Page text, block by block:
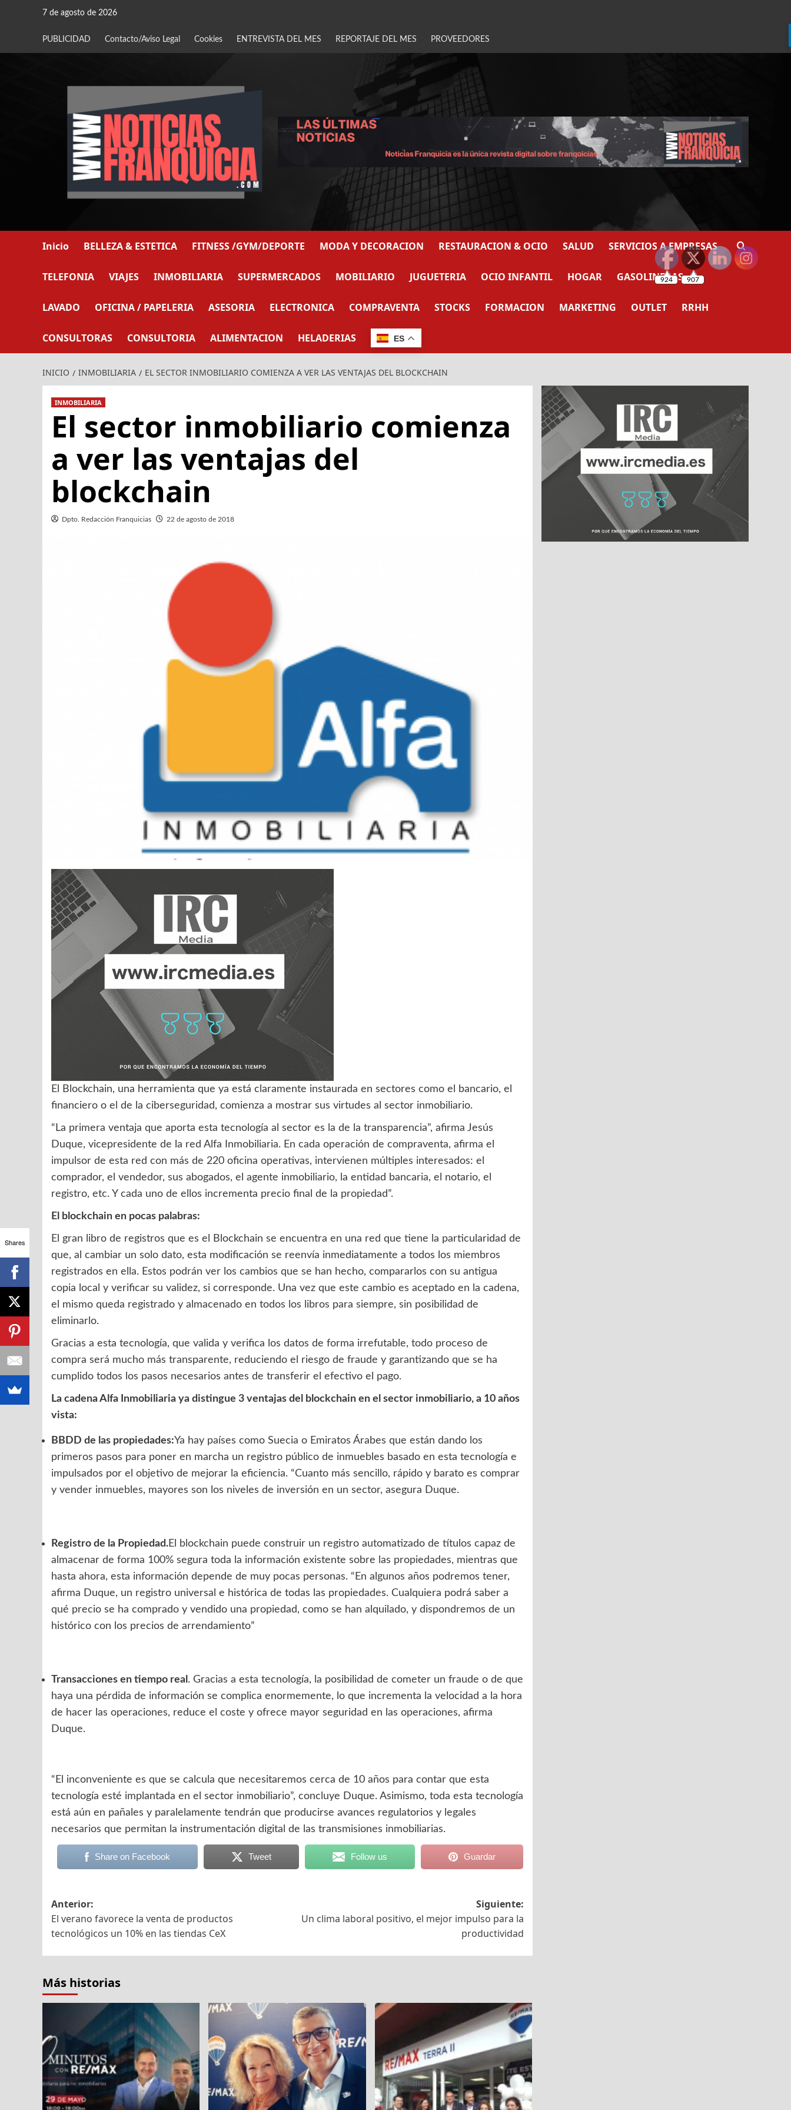
7 de agosto de 2026
PUBLICIDAD Contacto/Aviso Legal Cookies ENTREVISTA DEL MES REPORTAJE DEL MES PROVEEDORES
Inicio BELLEZA & ESTETICA FITNESS /GYM/DEPORTE MODA Y DECORACION RESTAURACION & OCIO SALUD SERVICIOS A EMPRESAS
TELEFONIA VIAJES INMOBILIARIA SUPERMERCADOS MOBILIARIO JUGUETERIA OCIO INFANTIL HOGAR GASOLINERAS
LAVADO OFICINA / PAPELERIA ASESORIA ELECTRONICA COMPRAVENTA STOCKS FORMACION MARKETING OUTLET RRHH
CONSULTORAS CONSULTORIA ALIMENTACION HELADERIAS ES
INICIO INMOBILIARIA EL SECTOR INMOBILIARIO COMIENZA A VER LAS VENTAJAS DEL BLOCKCHAIN
INMOBILIARIA
El sector inmobiliario comienza
a ver las ventajas del
blockchain
Dpto. Redacción Franquicias 22 de agosto de 2018
El Blockchain, una herramienta que ya está claramente instaurada en sectores como el bancario, el
financiero o el de la ciberseguridad, comienza a mostrar sus virtudes al sector inmobiliario.
“La primera ventaja que aporta esta tecnología al sector es la de la transparencia”, afirma Jesús
Duque, vicepresidente de la red Alfa Inmobiliaria. En cada operación de compraventa, afirma el
impulsor de esta red con más de 220 oficina operativas, intervienen múltiples interesados: el
comprador, el vendedor, sus abogados, el agente inmobiliario, la entidad bancaria, el notario, el
registro, etc. Y cada uno de ellos incrementa precio final de la propiedad”.
El blockchain en pocas palabras:
El gran libro de registros que es el Blockchain se encuentra en una red que tiene la particularidad de
que, al cambiar un solo dato, esta modificación se reenvía inmediatamente a todos los miembros
registrados en ella. Estos podrán ver los cambios que se han hecho, compararlos con su antigua
copia local y verificar su validez, si corresponde. Una vez que este cambio es aceptado en la cadena,
el mismo queda registrado y almacenado en todos los libros para siempre, sin posibilidad de
eliminarlo.
Gracias a esta tecnología, que valida y verifica los datos de forma irrefutable, todo proceso de
compra será mucho más transparente, reduciendo el riesgo de fraude y garantizando que se ha
cumplido todos los pasos necesarios antes de transferir el efectivo el pago.
La cadena Alfa Inmobiliaria ya distingue 3 ventajas del blockchain en el sector inmobiliario, a 10 años
vista:
BBDD de las propiedades:Ya hay países como Suecia o Emiratos Árabes que están dando los
primeros pasos para poner en marcha un registro público de inmuebles basado en esta tecnología e
impulsados por el objetivo de mejorar la eficiencia. “Cuanto más sencillo, rápido y barato es comprar
y vender inmuebles, mayores son los niveles de inversión en un sector, asegura Duque.
Registro de la Propiedad.El blockchain puede construir un registro automatizado de títulos capaz de
almacenar de forma 100% segura toda la información existente sobre las propiedades, mientras que
hasta ahora, esta información depende de muy pocas personas. “En algunos años podremos tener,
afirma Duque, un registro universal e histórica de todas las propiedades. Cualquiera podrá saber a
qué precio se ha comprado y vendido una propiedad, como se han alquilado, y dispondremos de un
histórico con los precios de arrendamiento”
Transacciones en tiempo real . Gracias a esta tecnología, la posibilidad de cometer un fraude o de que
haya una pérdida de información se complica enormemente, lo que incrementa la velocidad a la hora
de hacer las operaciones, reduce el coste y ofrece mayor seguridad en las operaciones, afirma
Duque.
“El inconveniente es que se calcula que necesitaremos cerca de 10 años para contar que esta
tecnología esté implantada en el sector inmobiliario”, concluye Duque. Asimismo, toda esta tecnología
está aún en pañales y paralelamente tendrán que producirse avances regulatorios y legales
necesarios que permitan la instrumentación digital de las transmisiones inmobiliarias.
Share on Facebook Tweet Follow us Guardar
Navegación
de
entradas
Anterior:
El verano favorece la venta de productos
tecnológicos un 10% en las tiendas CeX
Siguiente:
Un clima laboral positivo, el mejor impulso para la
productividad
Más historias
Shares